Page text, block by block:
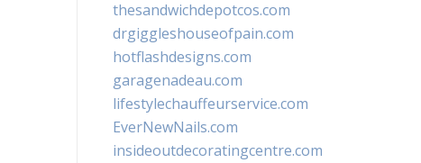
thesandwichdepotcos.com
drgiggleshouseofpain.com
hotflashdesigns.com
garagenadeau.com
lifestylechauffeurservice.com
EverNewNails.com
insideoutdecoratingcentre.com